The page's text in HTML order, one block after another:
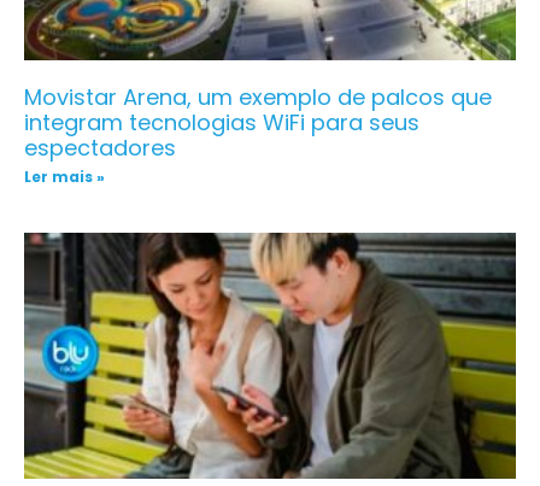
Movistar Arena, um exemplo de palcos que
integram tecnologias WiFi para seus
espectadores
Ler mais »